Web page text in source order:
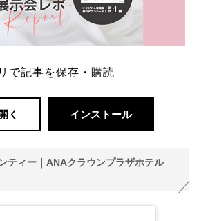
で記事を保存・購読
く インストール
ティー｜ANAクラウンプラザホテル